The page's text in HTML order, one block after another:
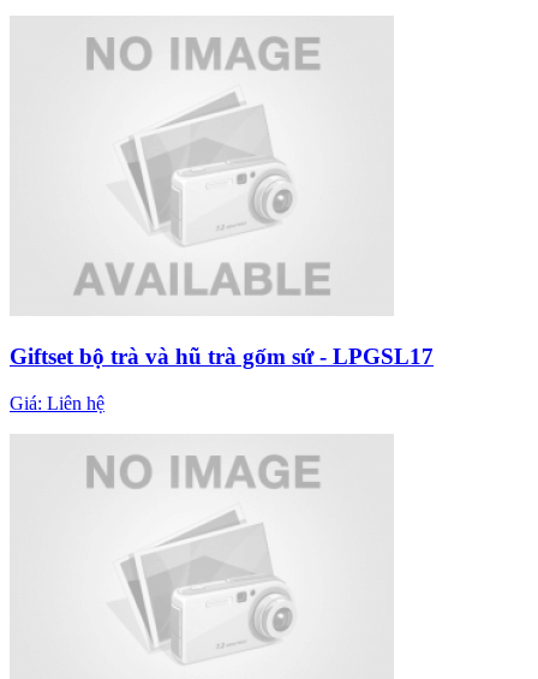
Giftset bộ trà và hũ trà gốm sứ - LPGSL17
Giá: Liên hệ